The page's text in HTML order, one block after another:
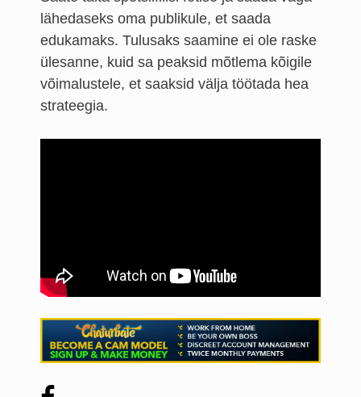
lähedaseks oma publikule, et saada
edukamaks. Tulusaks saamine ei ole raske
ülesanne, kuid sa peaksid mõtlema kõigile
võimalustele, et saaksid välja töötada hea
strateegia.